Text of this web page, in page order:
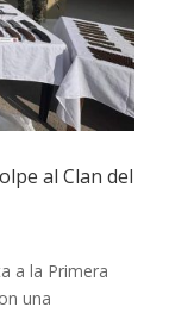
al Clan del
a la Primera
una